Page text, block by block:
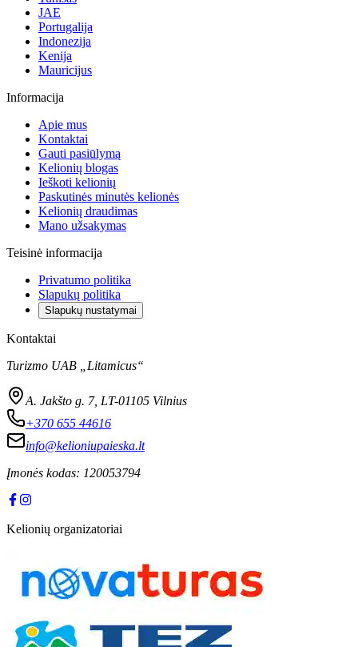
JAE
Portugalija
Indonezija
Kenija
Mauricijus
Informacija
Apie mus
Kontaktai
Gauti pasiūlymą
Kelionių blogas
Ieškoti kelionių
Paskutinės minutės kelionės
Kelionių draudimas
Mano užsakymas
Teisinė informacija
Privatumo politika
Slapukų politika
Slapukų nustatymai
Kontaktai
Turizmo UAB „Litamicus“
A. Jakšto g. 7, LT-01105 Vilnius
+370 655 44616
info@kelioniupaieska.lt
Įmonės kodas: 120053794
Kelionių organizatoriai